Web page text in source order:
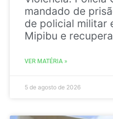
mandado de
de policial militar
Mipibu e
VER MATÉRIA »
5 de agosto de 2026